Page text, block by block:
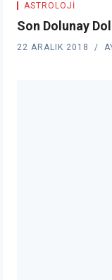
ASTROLOJI
Son Dolunay
22 ARALIK 2018